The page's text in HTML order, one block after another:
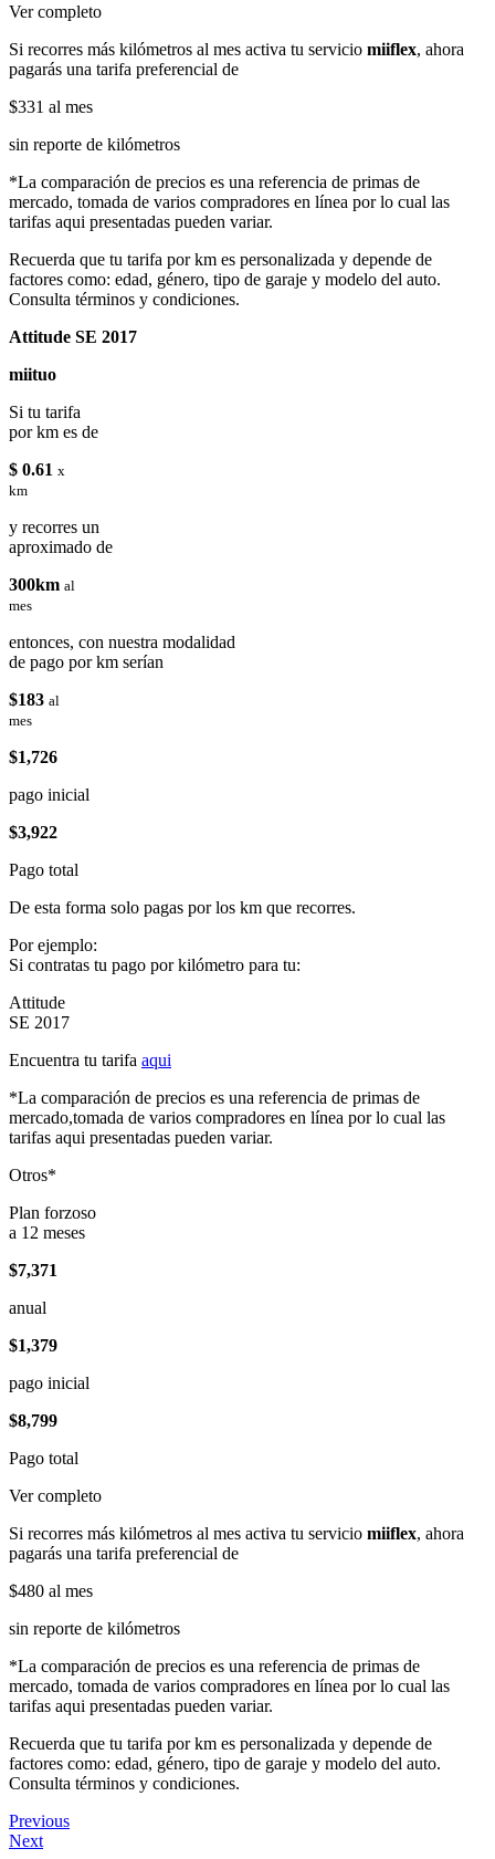
Ver completo
Si recorres más kilómetros al mes activa tu servicio miiflex, ahora
pagarás una tarifa preferencial de
$331 al mes
sin reporte de kilómetros
*La comparación de precios es una referencia de primas de
mercado, tomada de varios compradores en línea por lo cual las
tarifas aqui presentadas pueden variar.
Recuerda que tu tarifa por km es personalizada y depende de
factores como: edad, género, tipo de garaje y modelo del auto.
Consulta términos y condiciones.
Attitude SE 2017
miituo
Si tu tarifa
por km es de
$ 0.61 x
km
y recorres un
aproximado de
300km al
mes
entonces, con nuestra modalidad
de pago por km serían
$183 al
mes
$1,726
pago inicial
$3,922
Pago total
De esta forma solo pagas por los km que recorres.
Por ejemplo:
Si contratas tu pago por kilómetro para tu:
Attitude
SE 2017
Encuentra tu tarifa aqui
*La comparación de precios es una referencia de primas de
mercado,tomada de varios compradores en línea por lo cual las
tarifas aqui presentadas pueden variar.
Otros*
Plan forzoso
a 12 meses
$7,371
anual
$1,379
pago inicial
$8,799
Pago total
Ver completo
Si recorres más kilómetros al mes activa tu servicio miiflex, ahora
pagarás una tarifa preferencial de
$480 al mes
sin reporte de kilómetros
*La comparación de precios es una referencia de primas de
mercado, tomada de varios compradores en línea por lo cual las
tarifas aqui presentadas pueden variar.
Recuerda que tu tarifa por km es personalizada y depende de
factores como: edad, género, tipo de garaje y modelo del auto.
Consulta términos y condiciones.
Previous
Next